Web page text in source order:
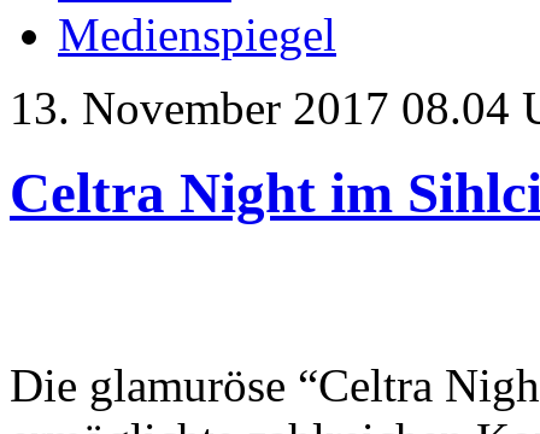
Medienspiegel
13. November 2017 08.04
Celtra Night im
Die glamuröse “Celtra